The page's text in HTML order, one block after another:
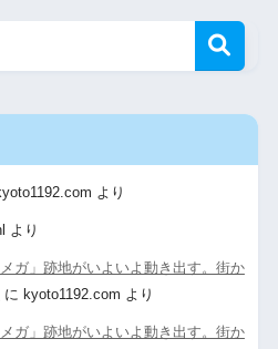
より
より
ガ」跡地がいよいよ動き出す。街か
に kyoto1192.com より
ガ」跡地がいよいよ動き出す。街か